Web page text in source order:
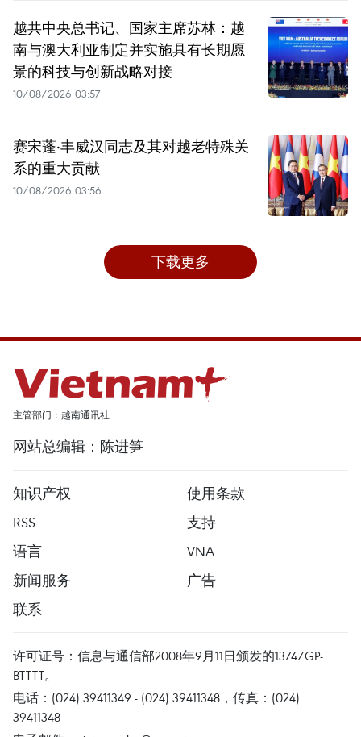
越共中央总书记、国家主席苏林：越
南与澳大利亚制定并实施具有长期愿
景的科技与创新战略对接
10/08/2026 03:57
赛宋蓬·丰威汉同志及其对越老特殊关
系的重大贡献
10/08/2026 03:56
下载更多
主管部门：越南通讯社
网站总编辑：陈进笋
知识产权
使用条款
RSS
支持
语言
VNA
新闻服务
广告
联系
许可证号：信息与通信部2008年9月11日颁发的1374/GP-
BTTTT。
电话：(024) 39411349 - (024) 39411348，传真：(024)
39411348